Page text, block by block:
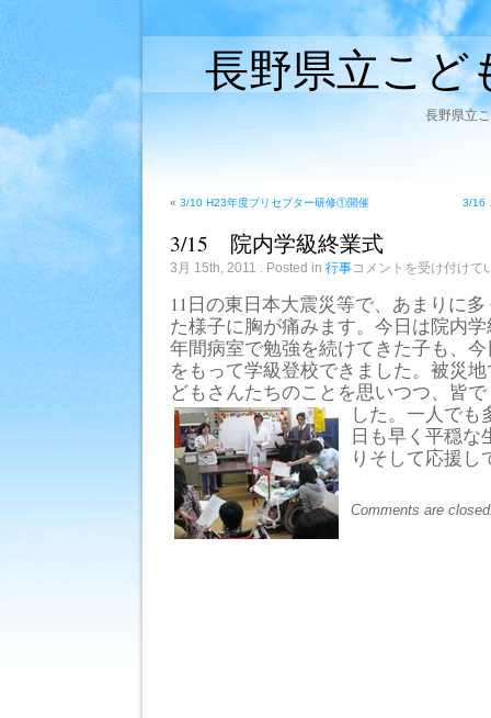
長野県立こど
長野県立
« 3/10 H23年度プリセプター研修①開催 3/16
3/15 院内学級終業式
3月 15th, 2011 . Posted in 行事3/15
学
級
終
業
式
は
コメントを受け付けて
11日の東日本大震災等で、あまりに
た様子に胸が痛みます。今日は院内
年間病室で勉強を続けてきた子も、
をもって学級登校できました。被災
どもさんたちのことを思いつつ、皆
した。一人でも
日も早く平穏な
りそして応援し
Comments are